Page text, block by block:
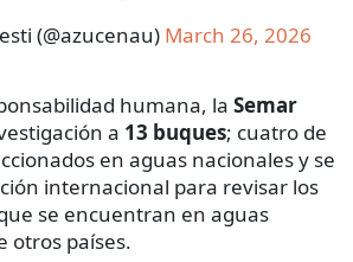
(@azucenau) March 26, 2026
humana, la Semar
a 13 buques; cuatro de
en aguas nacionales y se
internacional para revisar los
se encuentran en aguas
otros países.